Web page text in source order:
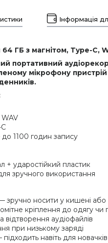
Інформація
ГБ з магнітом, Type-C,
портативний
мікрофону
1100 годин запису
+ ударостійкий пластик
зручного використання
зручно носити у кишені або
кріплення до одягу чи
аудіофайлів
при низькому заряді
навіть для новачків